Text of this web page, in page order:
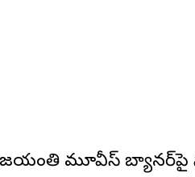
మూవీస్ బ్యానర్‌పై